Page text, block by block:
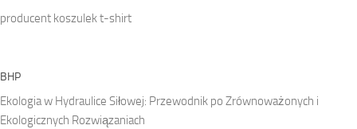
producent koszulek t-shirt
BHP
Ekologia w Hydraulice Siłowej: Przewodnik po Zrównoważonych i
Ekologicznych Rozwiązaniach